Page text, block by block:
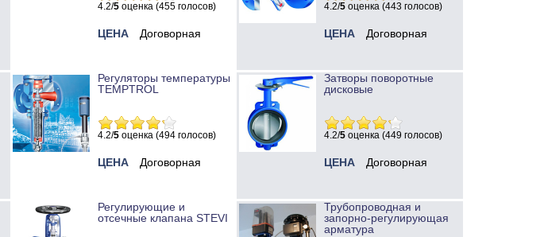
4.2/5 оценка (455 голосов)
ЦЕНА Договорная
4.2/5 оценка (443 голосов)
ЦЕНА Договорная
Регуляторы температуры
TEMPTROL
4.2/5 оценка (494 голосов)
ЦЕНА Договорная
Затворы поворотные
дисковые
4.2/5 оценка (449 голосов)
ЦЕНА Договорная
Регулирующие и
отсечные клапана STEVI
Трубопроводная и
запорно-регулирующая
арматура